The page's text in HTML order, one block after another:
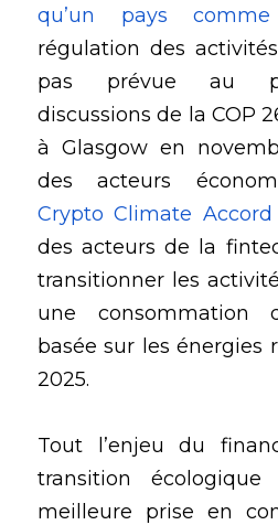
qu’un pays comme
régulation des
pas prévue au
discussions de la COP
à Glasgow en
Crypto Climate Accord
des acteurs de la
transitionner les
une consommation
basée sur les énergies
2025.
Tout l’enjeu du
transition
meilleure prise en